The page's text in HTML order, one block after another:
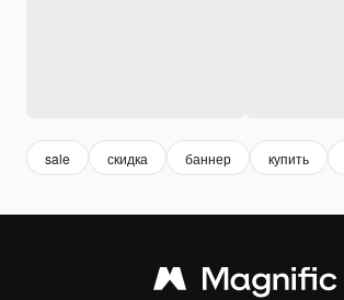
sale скидка баннер купить